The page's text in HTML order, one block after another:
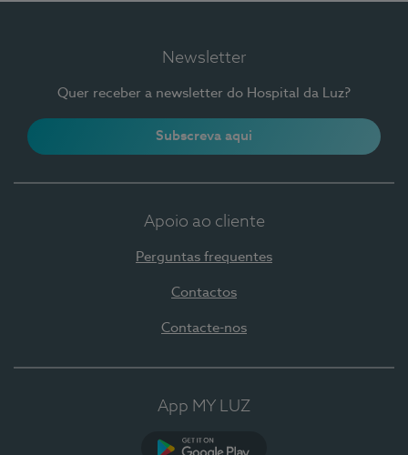
Newsletter
Quer receber a newsletter do Hospital da Luz?
Subscreva aqui
Apoio ao cliente
Perguntas frequentes
Contactos
Contacte-nos
App MY LUZ